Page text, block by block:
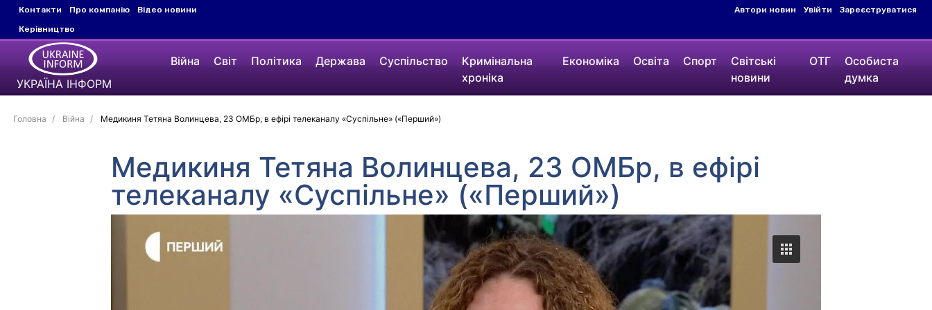
Контакти Про компанію
Відео новини
Керівництво
Автори новин Увійти Зареєструватися
УКРАЇНА ІНФОРМ
Війна Світ Політика Держава Суспільство
Кримінальна
хроніка
Економіка Освіта Спорт
Світські
новини
ОТГ
Особиста
думка
Головна Війна Медикиня Тетяна Волинцева, 23 ОМБр, в ефірі телеканалу «Суспільне» («Перший»)
Медикиня Тетяна Волинцева, 23 ОМБр, в ефірі
телеканалу «Суспільне» («Перший»)